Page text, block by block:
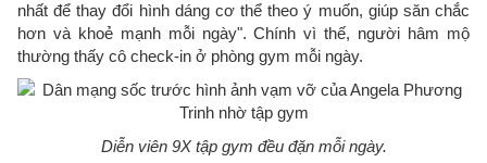
nhất để thay đổi hình dáng cơ thể theo ý muốn, giúp săn chắc
hơn và khoẻ mạnh mỗi ngày". Chính vì thế, người hâm mộ
thường thấy cô check-in ở phòng gym mỗi ngày.
Diễn viên 9X tập gym đều đặn mỗi ngày.